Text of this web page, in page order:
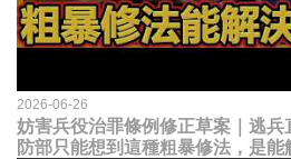
2026-06-26
妨害兵役治罪條例修正草案｜逃兵
防部只能想到這種粗暴修法，是能